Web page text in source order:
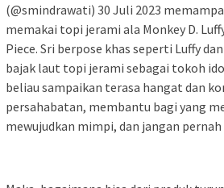
(@smindrawati) 30 Juli 2023
memakai topi jerami ala Monkey D.
Piece. Sri berpose khas seperti Luffy
bajak laut topi jerami sebagai tokoh
beliau sampaikan terasa hangat dan
persahabatan, membantu bagi yang
mewujudkan mimpi, dan jangan pernah